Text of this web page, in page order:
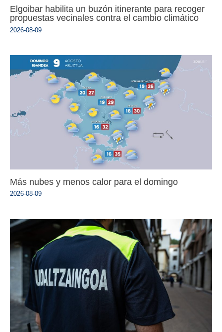
Elgoibar habilita un buzón itinerante para recoger
propuestas vecinales contra el cambio climático
2026-08-09
Más nubes y menos calor para el domingo
2026-08-09